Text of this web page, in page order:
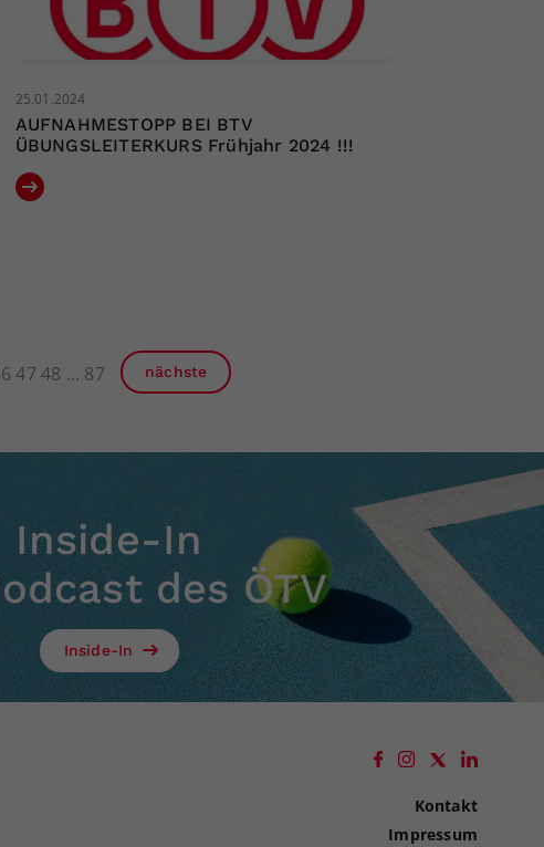
25.01.2024
AUFNAHMESTOPP BEI BTV
ÜBUNGSLEITERKURS Frühjahr 2024 !!!
47 48 87 nächste
Inside-In
des ÖTV
Inside-In
Kontakt
Impressum